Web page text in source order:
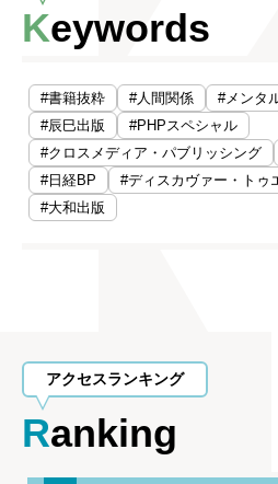
Keywords
#書籍抜粋 #人間関係
#メンタ
#辰巳出版
#PHPスペシャル
#クロスメディア・パブリッシング
#日経BP
#ディスカヴァー・トゥ
#大和出版
アクセスランキング
Ranking